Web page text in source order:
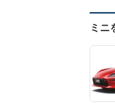
ミニ